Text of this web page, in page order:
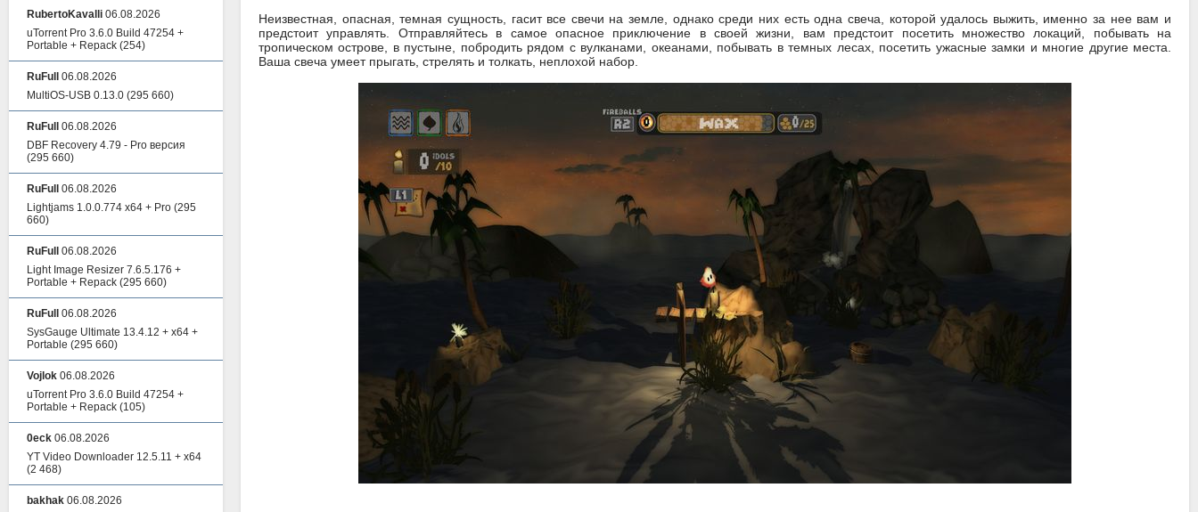
Неизвестная, опасная, темная сущность, гасит все свечи на земле, однако среди них есть одна свеча, которой удалось выжить, именно за нее вам и
предстоит управлять. Отправляйтесь в самое опасное приключение в своей жизни, вам предстоит посетить множество локаций, побывать на
тропическом острове, в пустыне, побродить рядом с вулканами, океанами, побывать в темных лесах, посетить ужасные замки и многие другие места.
Ваша свеча умеет прыгать, стрелять и толкать, неплохой набор.
RubertoKavalli 06.08.2026
uTorrent Pro 3.6.0 Build 47254 +
Portable + Repack (254)
RuFull
06.08.2026
MultiOS-USB 0.13.0 (295 660)
RuFull
06.08.2026
DBF Recovery 4.79 - Pro версия
(295 660)
RuFull
06.08.2026
Lightjams 1.0.0.774 x64 + Pro (295
660)
RuFull
06.08.2026
Light Image Resizer 7.6.5.176 +
Portable + Repack (295 660)
RuFull
06.08.2026
SysGauge Ultimate 13.4.12 + x64 +
Portable (295 660)
Vojlok 06.08.2026
uTorrent Pro 3.6.0 Build 47254 +
Portable + Repack (105)
0eck 06.08.2026
YT Video Downloader 12.5.11 + x64
(2 468)
bakhak 06.08.2026